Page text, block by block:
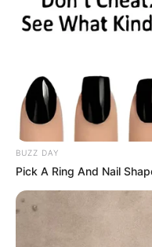
BUZZ DAY
Pick A Ring And Nail